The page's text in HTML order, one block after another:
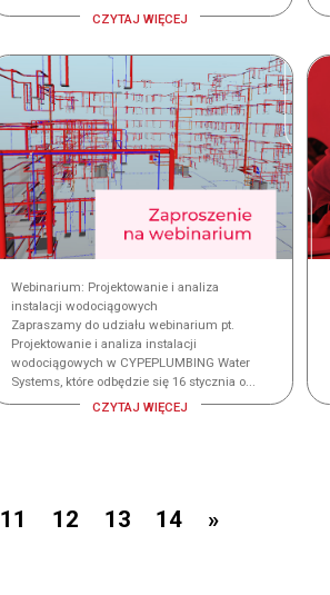
CZYTAJ WIĘCEJ
Webinarium: Projektowanie i analiza
instalacji wodociągowych
Zapraszamy do udziału webinarium pt.
Projektowanie i analiza instalacji
wodociągowych w CYPEPLUMBING Water
Systems, które odbędzie się 16 stycznia o...
CZYTAJ WIĘCEJ
11 12 13 14 »